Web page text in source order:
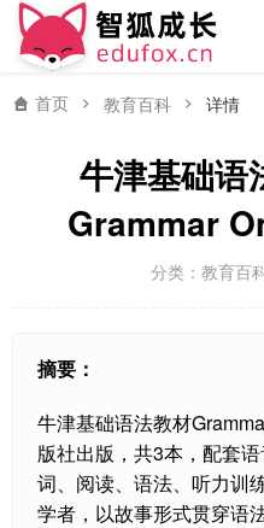
首页 教育百科 详情
牛津基础
Grammar
分类： 教育百
摘要：
牛津基础语法教材
版社出版，共3本，配套
词、阅读、语法、听力训
学者，以故事形式贯穿语